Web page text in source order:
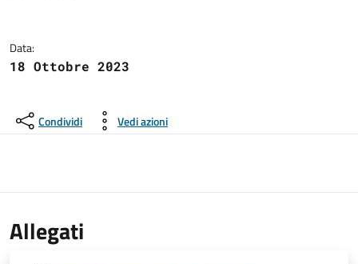
Data:
18 Ottobre 2023
Condividi Vedi azioni
Allegati